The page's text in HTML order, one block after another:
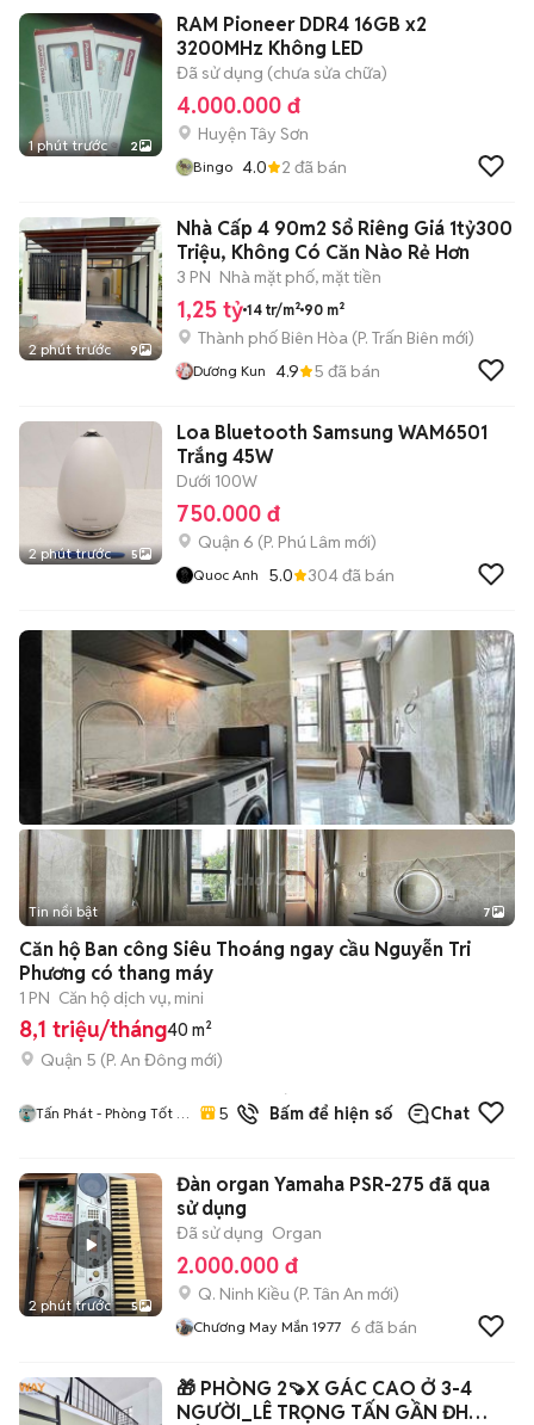
1 phút trước 2
RAM Pioneer DDR4 16GB x2
3200MHz Không LED
Đã sử dụng (chưa sửa chữa)
4.000.000 đ
Huyện Tây Sơn
Bingo 4.0 2 đã bán
2 phút trước 9
Nhà Cấp 4 90m2 Sổ Riêng Giá 1tỷ300
Triệu, Không Có Căn Nào Rẻ Hơn
3 PN Nhà mặt phố, mặt tiền
1,25 tỷ 14 tr/m² 90 m²
Thành phố Biên Hòa (P. Trấn Biên mới)
Dương Kun 4.9 5 đã bán
2 phút trước 5
Loa Bluetooth Samsung WAM6501
Trắng 45W
Dưới 100W
750.000 đ
Quận 6 (P. Phú Lâm mới)
Quoc Anh 5.0 304đã bán
+2
Tin nổi bật 7
Căn hộ Ban công Siêu Thoáng ngay cầu Nguyễn Tri
Phương có thang máy
1 PN Căn hộ dịch vụ, mini
8,1 triệu/tháng40 m²
Quận 5 (P. An Đông mới)
Tấn Phát - Phòng Tốt /
5.0
đã
bán
Bấm để hiện số Chat
2 phút trước 5
Đàn organ Yamaha PSR-275 đã qua
sử dụng
Đã sử dụng Organ
2.000.000 đ
Q. Ninh Kiều (P. Tân An mới)
Chương May Mắn 1977 6 đã bán
🎁 PHÒNG 2🍠X GÁC CAO Ở 3-4
NGƯỜI_LÊ TRỌNG TẤN GẦN ĐH